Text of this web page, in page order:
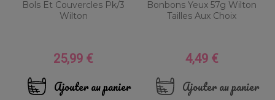
Bols Et Couvercles Pk/3
Wilton
Prix
25,99 €
Ajouter au panier
Bonbons Yeux 57g Wilton
Tailles Aux Choix
Prix
4,49 €
Ajouter au panier